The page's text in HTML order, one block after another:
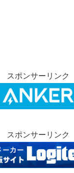
スポンサーリンク
スポンサーリンク